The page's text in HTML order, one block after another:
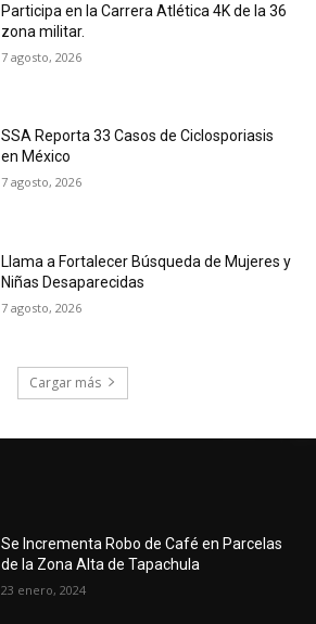
Participa en la Carrera Atlética 4K de la 36
zona militar.
7 agosto, 2026
SSA Reporta 33 Casos de Ciclosporiasis
en México
7 agosto, 2026
Llama a Fortalecer Búsqueda de Mujeres y
Niñas Desaparecidas
7 agosto, 2026
Cargar más
Se Incrementa Robo de Café en Parcelas
de la Zona Alta de Tapachula
23 enero, 2024